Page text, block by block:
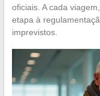
oficiais. A cada
etapa à
imprevistos.